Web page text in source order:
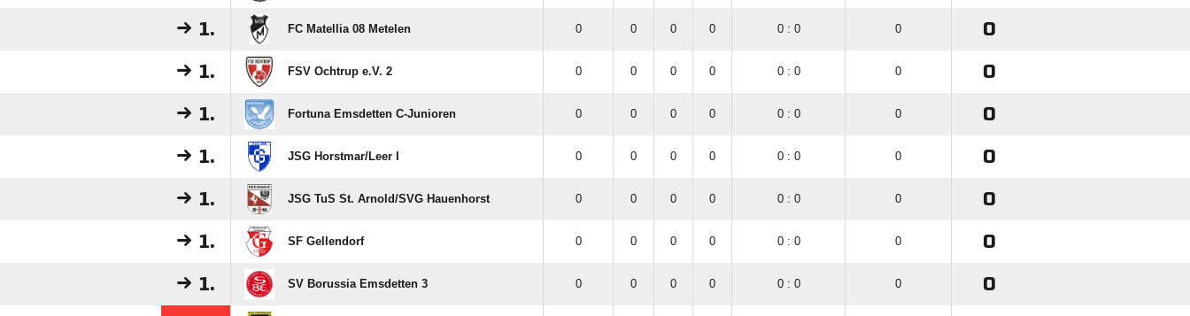
1. FC Matellia 08 Metelen 0 0 0 0 0 : 0 0 0
1. FSV Ochtrup e.V. 2 0 0 0 0 0 : 0 0 0
1. Fortuna Emsdetten C-Junioren 0 0 0 0 0 : 0 0 0
1. JSG Horstmar/​Leer I 0 0 0 0 0 : 0 0 0
1. JSG TuS St. Arnold/​SVG Hauenhorst 0 0 0 0 0 : 0 0 0
1. SF Gellendorf 0 0 0 0 0 : 0 0 0
1. SV Borussia Emsdetten 3 0 0 0 0 0 : 0 0 0